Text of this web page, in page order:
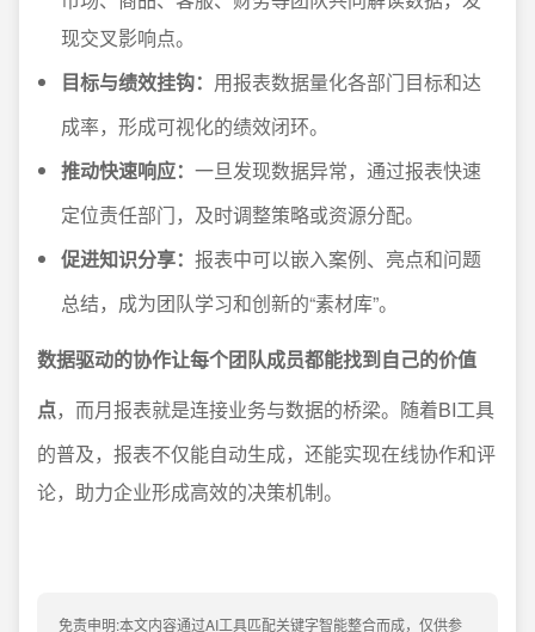
现交叉影响点。
目标与绩效挂钩： 用报表数据量化各部门目标和达
成率，形成可视化的绩效闭环。
推动快速响应： 一旦发现数据异常，通过报表快速
定位责任部门，及时调整策略或资源分配。
促进知识分享： 报表中可以嵌入案例、亮点和问题
总结，成为团队学习和创新的“素材库”。
数据驱动的协作让每个团队成员都能找到自己的价值
点，而月报表就是连接业务与数据的桥梁。随着BI工具
的普及，报表不仅能自动生成，还能实现在线协作和评
论，助力企业形成高效的决策机制。
免责申明:本文内容通过AI工具匹配关键字智能整合而成，仅供参